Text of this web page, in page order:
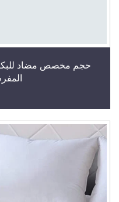
حجم مخصص مضاد